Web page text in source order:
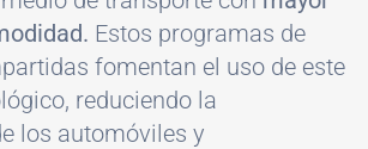
Estos programas de
fomentan el uso de este
reduciendo la
los automóviles y